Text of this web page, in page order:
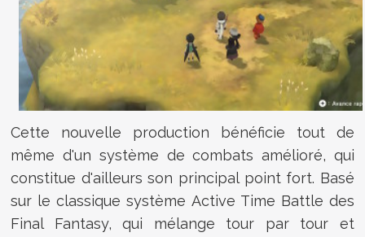
Cette nouvelle production bénéficie tout de
même d'un système de combats amélioré, qui
constitue d'ailleurs son principal point fort. Basé
sur le classique système Active Time Battle des
Final Fantasy, qui mélange tour par tour et